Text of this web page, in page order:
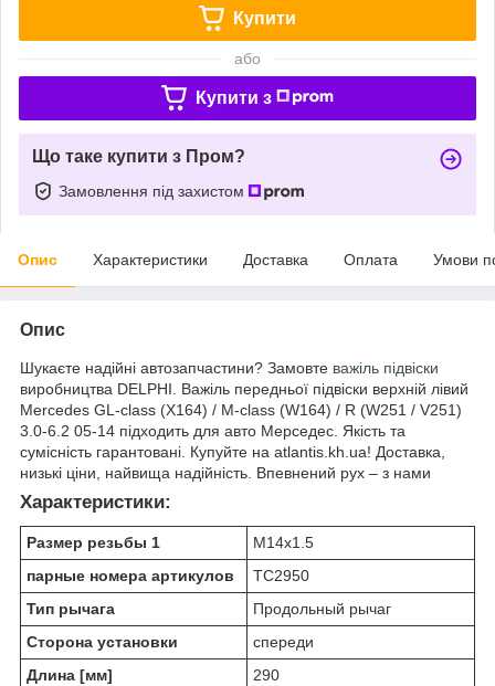
Купити
або
Купити з
Що таке купити з Пром?
Замовлення під захистом
Опис Характеристики Доставка Оплата Умови
Опис
Шукаєте надійні автозапчастини? Замовте важіль підвіски
виробництва DELPHI. Важіль передньої підвіски верхній лівий
Mercedes GL-class (X164) / M-class (W164) / R (W251 / V251)
3.0-6.2 05-14 підходить для авто Мерседес. Якість та
сумісність гарантовані. Купуйте на atlantis.kh.ua! Доставка,
низькі ціни, найвища надійність. Впевнений рух – з нами
Характеристики:
Размер резьбы 1
M14x1.5
парные номера артикулов
TC2950
Тип рычага
Продольный рычаг
Сторона установки
спереди
Длина [мм]
290